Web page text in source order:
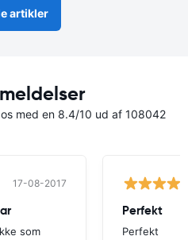
artikler
med en 8.4/10 ud af 108042
17-08-2017
som
Perfekt
Perfekt